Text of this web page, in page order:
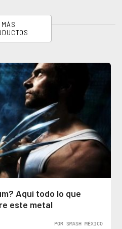
MÁS
Aquí todo lo que
este metal
POR SMASH MÉXICO